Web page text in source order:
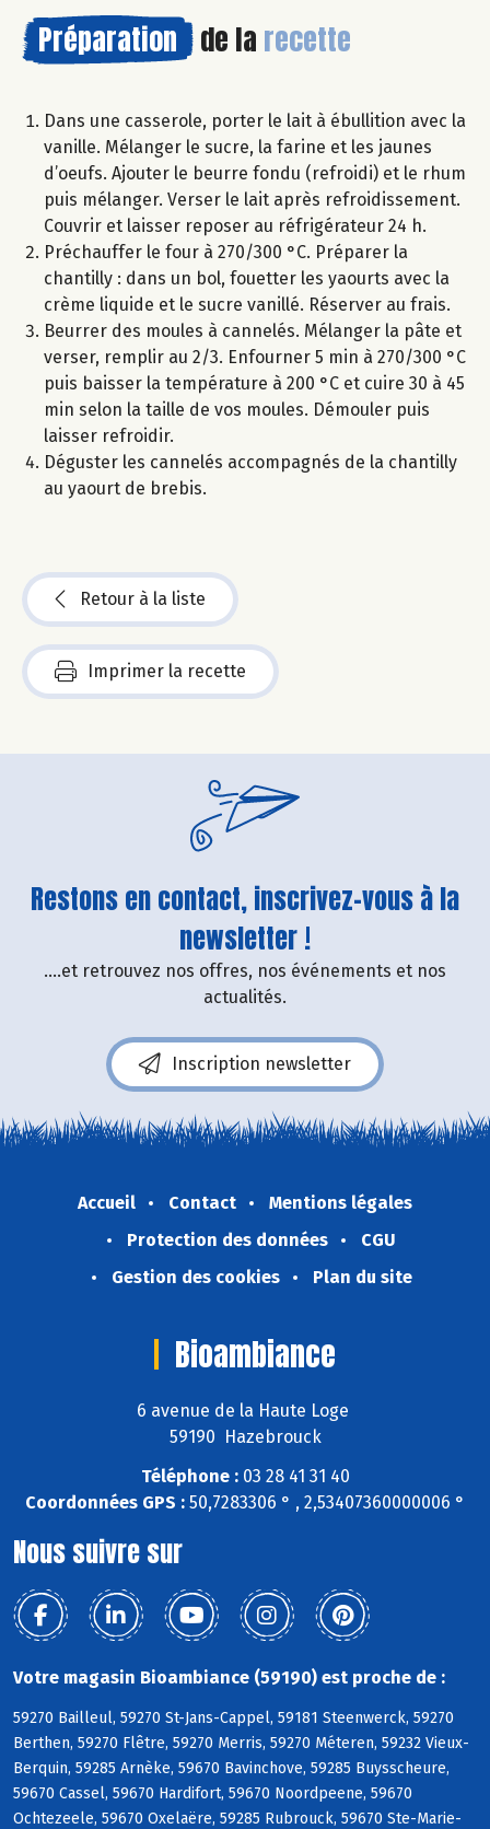
Préparation de la recette
Dans une casserole, porter le lait à ébullition avec la
vanille. Mélanger le sucre, la farine et les jaunes
d’oeufs. Ajouter le beurre fondu (refroidi) et le rhum
puis mélanger. Verser le lait après refroidissement.
Couvrir et laisser reposer au réfrigérateur 24 h.
Préchauffer le four à 270/300 °C. Préparer la
chantilly : dans un bol, fouetter les yaourts avec la
crème liquide et le sucre vanillé. Réserver au frais.
Beurrer des moules à cannelés. Mélanger la pâte et
verser, remplir au 2/3. Enfourner 5 min à 270/300 °C
puis baisser la température à 200 °C et cuire 30 à 45
min selon la taille de vos moules. Démouler puis
laisser refroidir.
Déguster les cannelés accompagnés de la chantilly
au yaourt de brebis.
Retour à la liste
Imprimer la recette
Restons en contact, inscrivez-vous à la
newsletter !
....et retrouvez nos offres, nos événements et nos
actualités.
Inscription newsletter
Accueil Contact
Mentions légales
Protection des données
CGU
Gestion des cookies
Plan du site
Bioambiance
6 avenue de la Haute Loge
59190 Hazebrouck
Téléphone :03 28 41 31 40
Coordonnées GPS : 50,7283306 ° , 2,53407360000006 °
Nous suivre sur
Votre magasin Bioambiance (59190) est proche de :
59270 Bailleul, 59270 St-Jans-Cappel, 59181 Steenwerck, 59270
Berthen, 59270 Flêtre, 59270 Merris, 59270 Méteren, 59232 Vieux-
Berquin, 59285 Arnèke, 59670 Bavinchove, 59285 Buysscheure,
59670 Cassel, 59670 Hardifort, 59670 Noordpeene, 59670
Ochtezeele, 59670 Oxelaëre, 59285 Rubrouck, 59670 Ste-Marie-